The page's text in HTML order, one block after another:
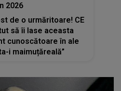
2026
de o urmăritoare! CE
să îi lase aceasta
cunoscătoare în ale
i maimuțăreală”